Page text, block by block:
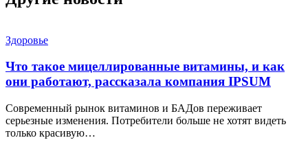
Здоровье
Что такое мицеллированные витамины, и как
они работают, рассказала компания IPSUM
Современный рынок витаминов и БАДов переживает
серьезные изменения. Потребители больше не хотят видеть
только красивую…